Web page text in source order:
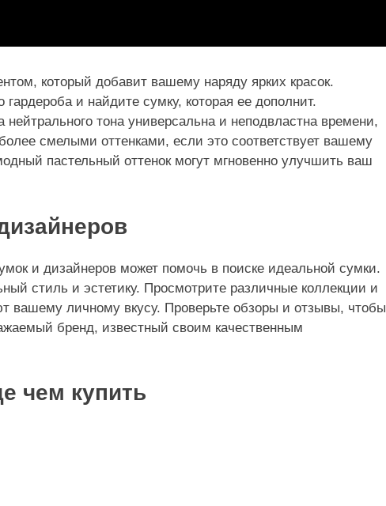
который добавит вашему наряду ярких красок.
и найдите сумку, которая ее дополнит.
тона универсальна и неподвластна времени,
смелыми оттенками, если это соответствует вашему
пастельный оттенок могут мгновенно улучшить ваш
и дизайнеров может помочь в поиске идеальной сумки.
стиль и эстетику. Просмотрите различные коллекции и
вашему личному вкусу. Проверьте обзоры и отзывы, чтобы
бренд, известный своим качественным
чем купить